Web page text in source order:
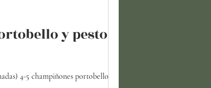
y pesto de
4-5 champiñones portobello,...